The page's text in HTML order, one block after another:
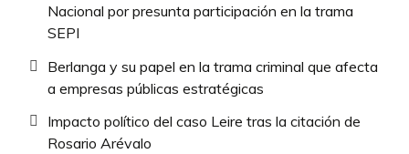
Nacional por presunta participación en la trama
SEPI
Berlanga y su papel en la trama criminal que afecta
a empresas públicas estratégicas
Impacto político del caso Leire tras la citación de
Rosario Arévalo